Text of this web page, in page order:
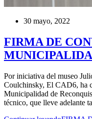
30 mayo, 2022
FIRMA DE
Por iniciativa del museo
Coulchinsky, El CAD6, ha
Municipalidad de
técnico, que lleve adelante